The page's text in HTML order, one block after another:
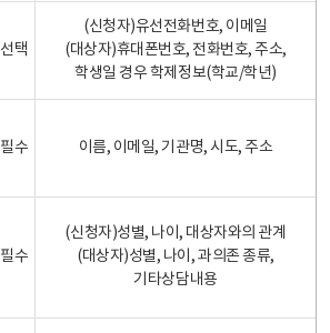
선택
(신청자)유선전화번호, 이메일
(대상자)휴대폰번호, 전화번호, 주소,
학생일 경우 학제정보(학교/학년)
필수 이름, 이메일, 기관명, 시도, 주소
필수
(신청자)성별, 나이, 대상자와의 관계
(대상자)성별, 나이, 과의존 종류,
기타상담내용